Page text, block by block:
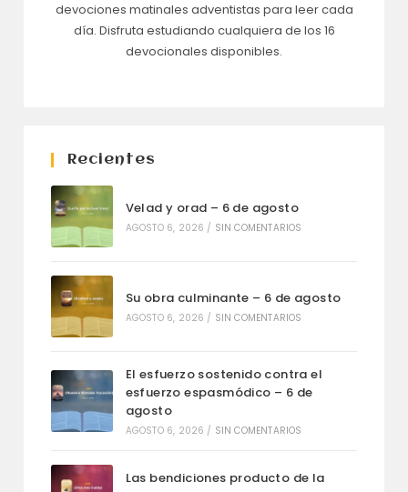
devociones matinales adventistas para leer cada
día. Disfruta estudiando cualquiera de los 16
devocionales disponibles.
Recientes
Velad y orad – 6 de agosto
AGOSTO 6, 2026 / SIN COMENTARIOS
Su obra culminante – 6 de agosto
AGOSTO 6, 2026 / SIN COMENTARIOS
El esfuerzo sostenido contra el
esfuerzo espasmódico – 6 de
agosto
AGOSTO 6, 2026 / SIN COMENTARIOS
Las bendiciones producto de la